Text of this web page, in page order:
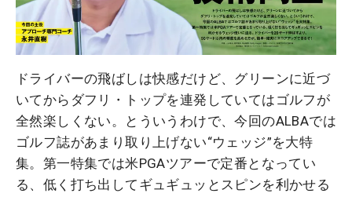
ドライバーの飛ばしは快感だけど、グリーンに近づ
いてからダフリ・トップを連発していてはゴルフが
全然楽しくない。とういうわけで、今回のALBAでは
ゴルフ誌があまり取り上げない“ウェッジ”を大特
集。第一特集では米PGAツアーで定番となってい
る、低く打ち出してギュギュッとスピンを利かせる